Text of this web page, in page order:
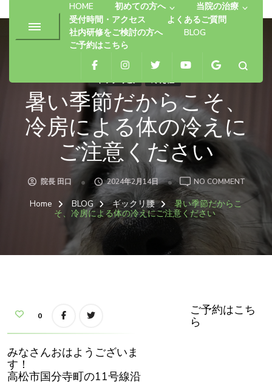
HOME 初めての方へ
当院の治療
受付時間・アクセス
よくあるご質問
社内研修をご検討の方へ
BLOG
ご予約はこちら
ギックリ腰 冷え性
暑い季節だからこそ、
冷房による体の冷えに
ご注意ください
院長 田口 2024年2月14日 NO COMMENTON
か
そ、
の
冷
Home BLOG ギックリ腰
暑い季節だからこ
そ、冷房による体の冷えにご注意ください
0
みなさんおはようございま
す！
高松市国分寺町の11号線沿
ご予約はこち
ら